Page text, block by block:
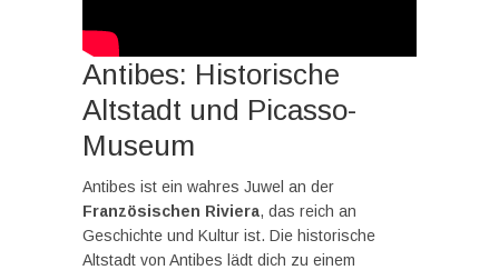
Antibes: Historische
Altstadt und Picasso-
Museum
Antibes ist ein wahres Juwel an der
Französischen Riviera, das reich an
Geschichte und Kultur ist. Die historische
Altstadt von Antibes lädt dich zu einem